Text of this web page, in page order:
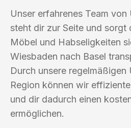
Unser erfahrenes Team
steht dir zur Seite und sorgt
Möbel und Habseligkeiten
Wiesbaden nach Basel
Durch unsere regelmäßigen
Region können wir
und dir dadurch einen
ermöglichen.